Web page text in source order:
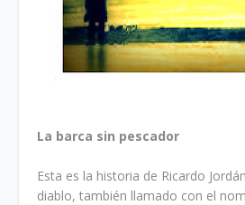
La barca sin pescador
Esta es la historia de Ricardo
diablo, también llamado con el